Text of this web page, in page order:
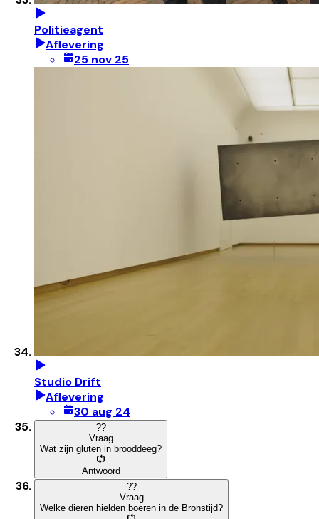
Politieagent
Aflevering
25 nov 25
Studio Drift
Aflevering
30 aug 24
??
Vraag
Wat zijn gluten in brooddeeg?
Antwoord
??
Vraag
Welke dieren hielden boeren in de Bronstijd?